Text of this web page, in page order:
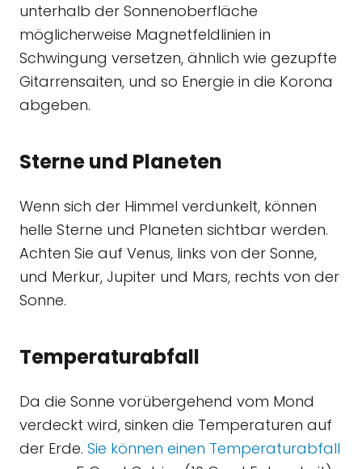
unterhalb der Sonnenoberfläche
möglicherweise Magnetfeldlinien in
Schwingung versetzen, ähnlich wie gezupfte
Gitarrensaiten, und so Energie in die Korona
abgeben.
Sterne und Planeten
Wenn sich der Himmel verdunkelt, können
helle Sterne und Planeten sichtbar werden.
Achten Sie auf Venus, links von der Sonne,
und Merkur, Jupiter und Mars, rechts von der
Sonne.
Temperaturabfall
Da die Sonne vorübergehend vom Mond
verdeckt wird, sinken die Temperaturen auf
der Erde. Sie können einen Temperaturabfall